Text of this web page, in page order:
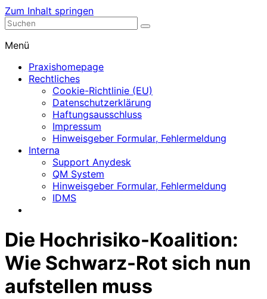
Zum Inhalt springen
Nephrologische Praxis mit Dialyse
Menü
Praxishomepage
Rechtliches
Cookie-Richtlinie (EU)
Datenschutzerklärung
Haftungsausschluss
Impressum
Hinweisgeber Formular, Fehlermeldung
Interna
Support Anydesk
QM System
Hinweisgeber Formular, Fehlermeldung
IDMS
Die Hochrisiko-Koalition:
Wie Schwarz-Rot sich nun
aufstellen muss